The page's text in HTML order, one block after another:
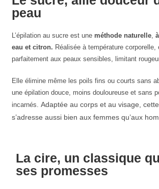
peau
L’épilation au sucre est une méthode naturelle,
eau et citron. Réalisée à température corporelle,
parfaitement aux peaux sensibles, limitant
Elle élimine même les poils fins ou courts sans
une épilation douce, moins douloureuse et sans
incarnés. Adaptée au corps et au visage,
s’adresse aussi bien aux femmes qu’aux
La cire, un classique
ses promesses